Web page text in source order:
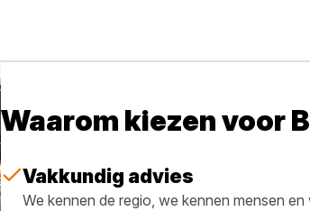
Waarom kiezen voor
Vakkundig advies
We kennen de regio, we kennen mensen